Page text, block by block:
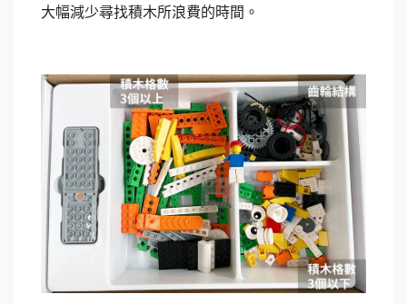
大幅減少尋找積木所浪費的時間。